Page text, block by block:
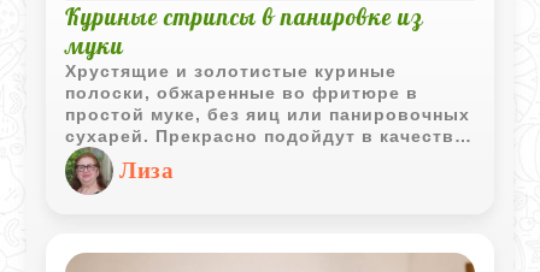
Куриные стрипсы в панировке из
муки
Хрустящие и золотистые куриные
полоски, обжаренные во фритюре в
простой муке, без яиц или панировочных
сухарей. Прекрасно подойдут в качестве
горячей закуски или сытного перекуса,
особенно в компании любимого соуса.
Идеальное решение для лёгкой трапезы,
Лиза